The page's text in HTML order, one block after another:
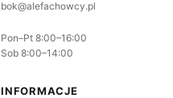
bok@alefachowcy.pl
Pon–Pt 8:00–16:00
Sob 8:00–14:00
INFORMACJE